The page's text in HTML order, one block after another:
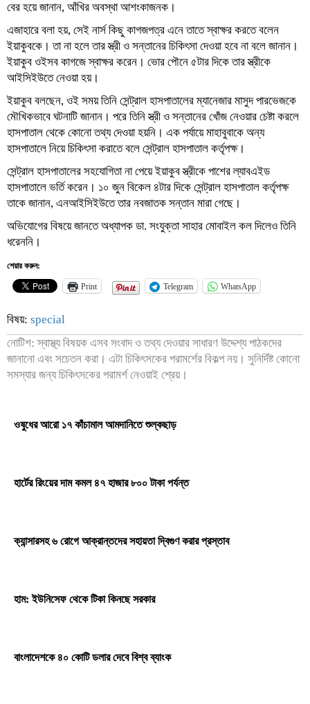
বের হয়ে জানান, আঁখির অবস্থা আশংকাজনক।
এজাহারে বলা হয়, সেই নার্স কিছু কাগজপত্র এনে তাতে স্বাক্ষর করতে বলেন
ইয়াকুবকে। তা না হলে তার স্ত্রী ও সন্তানের চিকিৎসা দেওয়া হবে না বলে জানান।
ইয়াকুব ওইসব কাগজে স্বাক্ষর করেন। ভোর পৌনে ৫টার দিকে তার স্ত্রীকে
আইসিইউতে নেওয়া হয়।
ইয়াকুব বলছেন, ওই সময় তিনি সেন্ট্রাল হাসপাতালের ম্যানেজার মাসুদ পারভেজকে
মৌখিকভাবে ঘটনাটি জানান। পরে তিনি স্ত্রী ও সন্তানের খোঁজ নেওয়ার চেষ্টা করলে
হাসপাতাল থেকে কোনো তথ্য দেওয়া হয়নি। এক পর্যায়ে মাহাবুবাকে অন্য
হাসপাতালে নিয়ে চিকিৎসা করাতে বলে সেন্ট্রাল হাসপাতাল কর্তৃপক্ষ।
সেন্ট্রাল হাসপাতালের সহযোগিতা না পেয়ে ইয়াকুব স্ত্রীকে পাশের ল্যাবএইড
হাসপাতালে ভর্তি করেন। ১০ জুন বিকেল ৪টার দিকে সেন্ট্রাল হাসপাতাল কর্তৃপক্ষ
তাকে জানান, এনআইসিইউতে তার নবজাতক সন্তান মারা গেছে।
অভিযোগের বিষয়ে জানতে অধ্যাপক ডা. সংযুক্তা সাহার মোবাইল কল দিলেও তিনি
ধরেননি।
শেয়ার করুন:
Print Telegram WhatsApp
বিষয়: special
নোটিশ: স্বাস্থ্য বিষয়ক এসব সংবাদ ও তথ্য দেওয়ার সাধারণ উদ্দেশ্য পাঠকদের
জানানো এবং সচেতন করা। এটা চিকিৎসকের পরামর্শের বিকল্প নয়। সুনির্দিষ্ট কোনো
সমস্যার জন্য চিকিৎসকের পরামর্শ নেওয়াই শ্রেয়।
ওষুধের আরো ১৭ কাঁচামাল আমদানিতে শুল্কছাড়
হার্টের রিংয়ের দাম কমল ৪৭ হাজার ৮০০ টাকা পর্যন্ত
ক্যান্সারসহ ৬ রোগে আক্রান্তদের সহায়তা দ্বিগুণ করার প্রস্তাব
হাম: ইউনিসেফ থেকে টিকা কিনছে সরকার
বাংলাদেশকে ৪০ কোটি ডলার দেবে বিশ্ব ব্যাংক